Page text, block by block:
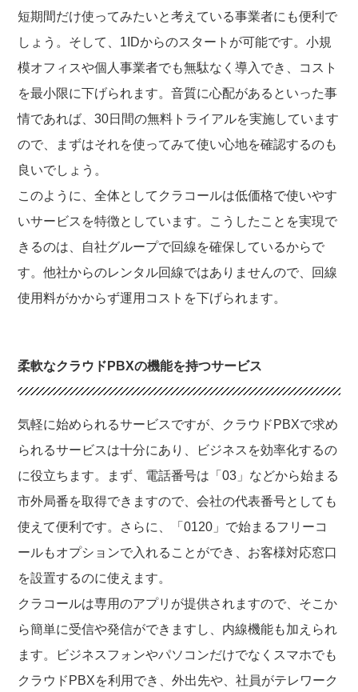
短期間だけ使ってみたいと考えている事業者にも便利で
しょう。そして、1IDからのスタートが可能です。小規
模オフィスや個人事業者でも無駄なく導入でき、コスト
を最小限に下げられます。音質に心配があるといった事
情であれば、30日間の無料トライアルを実施しています
ので、まずはそれを使ってみて使い心地を確認するのも
良いでしょう。
このように、全体としてクラコールは低価格で使いやす
いサービスを特徴としています。こうしたことを実現で
きるのは、自社グループで回線を確保しているからで
す。他社からのレンタル回線ではありませんので、回線
使用料がかからず運用コストを下げられます。
柔軟なクラウドPBXの機能を持つサービス
気軽に始められるサービスですが、クラウドPBXで求め
られるサービスは十分にあり、ビジネスを効率化するの
に役立ちます。まず、電話番号は「03」などから始まる
市外局番を取得できますので、会社の代表番号としても
使えて便利です。さらに、「0120」で始まるフリーコ
ールもオプションで入れることができ、お客様対応窓口
を設置するのに使えます。
クラコールは専用のアプリが提供されますので、そこか
ら簡単に受信や発信ができますし、内線機能も加えられ
ます。ビジネスフォンやパソコンだけでなくスマホでも
クラウドPBXを利用でき、外出先や、社員がテレワーク